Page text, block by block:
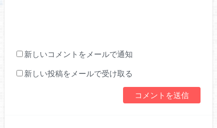
新しいコメントをメールで通知
新しい投稿をメールで受け取る